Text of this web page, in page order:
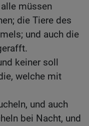
müssen
die Tiere des
und auch die
keiner soll
welche mit
und auch
bei Nacht, und